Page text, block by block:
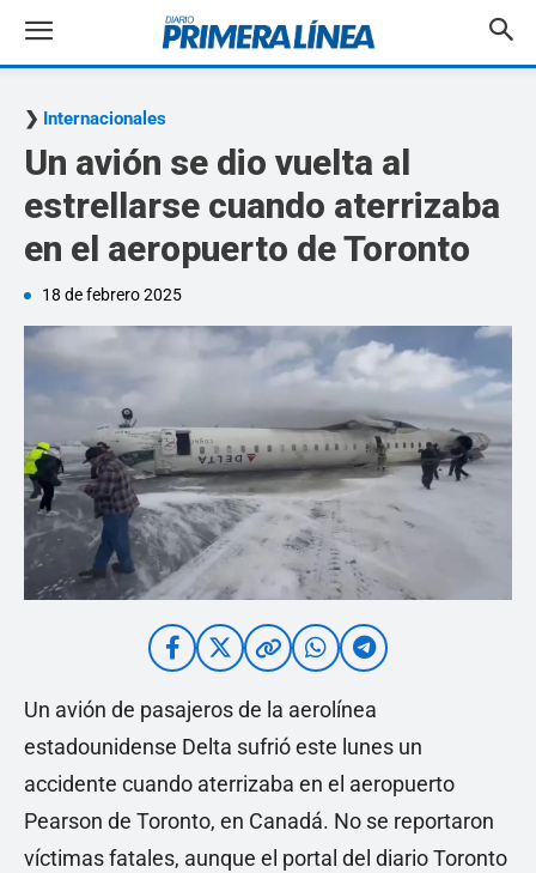
Internacionales
Un avión se dio vuelta al
estrellarse cuando aterrizaba
en el aeropuerto de Toronto
18 de febrero 2025
Un avión de pasajeros de la aerolínea
estadounidense Delta sufrió este lunes un
accidente cuando aterrizaba en el aeropuerto
Pearson de Toronto, en Canadá. No se reportaron
víctimas fatales, aunque el portal del diario Toronto